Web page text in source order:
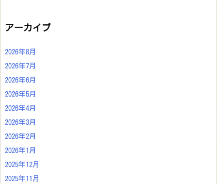
アーカイブ
2026年8月
2026年7月
2026年6月
2026年5月
2026年4月
2026年3月
2026年2月
2026年1月
2025年12月
2025年11月